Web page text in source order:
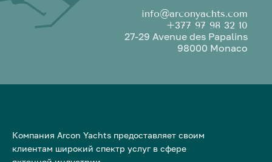
info@arconyachts.com
+377 97 98 32 10
27-29 Avenue des Papalins
98000 Monaco
Компания Arcon Yachts предоставляет своим
клиентам широкий спектр услуг в сфере